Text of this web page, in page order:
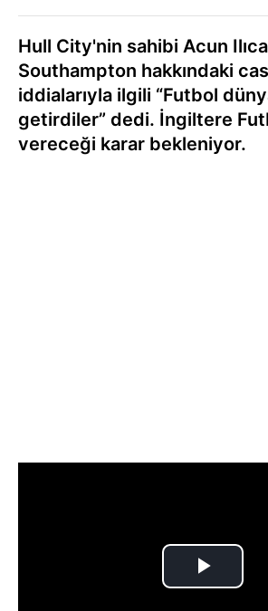
Hull City'nin sahibi Acun
Southampton hakkındaki
iddialarıyla ilgili “Futbol
getirdiler” dedi. İngiltere
vereceği karar bekleniyor.